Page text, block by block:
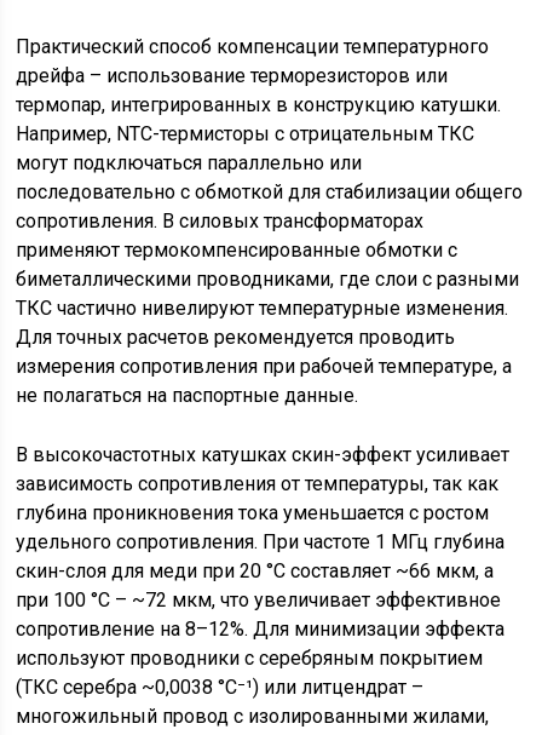
Практический способ компенсации температурного
дрейфа – использование терморезисторов или
термопар, интегрированных в конструкцию катушки.
Например, NTC-термисторы с отрицательным ТКС
могут подключаться параллельно или
последовательно с обмоткой для стабилизации общего
сопротивления. В силовых трансформаторах
применяют термокомпенсированные обмотки с
биметаллическими проводниками, где слои с разными
ТКС частично нивелируют температурные изменения.
Для точных расчетов рекомендуется проводить
измерения сопротивления при рабочей температуре, а
не полагаться на паспортные данные.
В высокочастотных катушках скин-эффект усиливает
зависимость сопротивления от температуры, так как
глубина проникновения тока уменьшается с ростом
удельного сопротивления. При частоте 1 МГц глубина
скин-слоя для меди при 20 °C составляет ~66 мкм, а
при 100 °C – ~72 мкм, что увеличивает эффективное
сопротивление на 8–12%. Для минимизации эффекта
используют проводники с серебряным покрытием
(ТКС серебра ~0,0038 °C⁻¹) или литцендрат –
многожильный провод с изолированными жилами,